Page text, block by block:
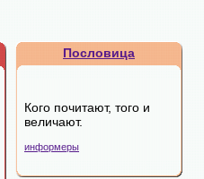
Пословица
Кого почитают, того и
величают.
информеры